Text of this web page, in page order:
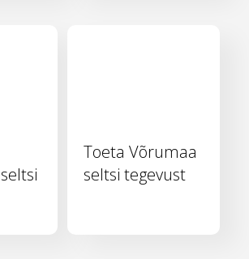
Toeta Võrumaa
seltsi tegevust